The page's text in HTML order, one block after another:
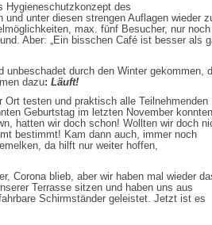
Hygieneschutzkonzept des
unter diesen strengen Auflagen wieder
max. fünf Besucher, nur noch
Aber: „Ein bisschen Café ist besser als
unbeschadet durch den Winter gekommen,
dazu: Läuft!
Ort testen und praktisch alle Teilnehmenden
Geburtstag im letzten November konnten
hatten wir doch schon! Wollten wir doch
bestimmt! Kam dann auch, immer noch
da hilft nur weiter hoffen,
Corona blieb, aber wir haben mal wieder
Terrasse sitzen und haben uns aus
Schirmständer geleistet. Jetzt ist es